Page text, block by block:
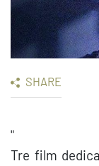
SHARE
"
Tre film